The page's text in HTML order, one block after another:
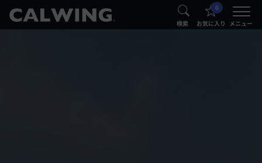
® 検索
0
お気に入り メニュー
®